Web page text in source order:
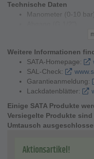
Technische Daten
Manometer (0-10 bar)
Weitere Informationen
SATA-Homepage:
SAL-Check:
Garantieanmeldung:
Lackdatenblätter:
Einige SATA Produkte
Versiegelte Produkte
Umtausch
Aktionsartikel!